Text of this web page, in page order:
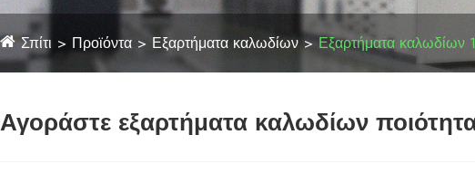
Σπίτι Προϊόντα Εξαρτήματα καλωδίων Εξαρτήματα καλωδίων
Αγοράστε εξαρτήματα καλωδίων